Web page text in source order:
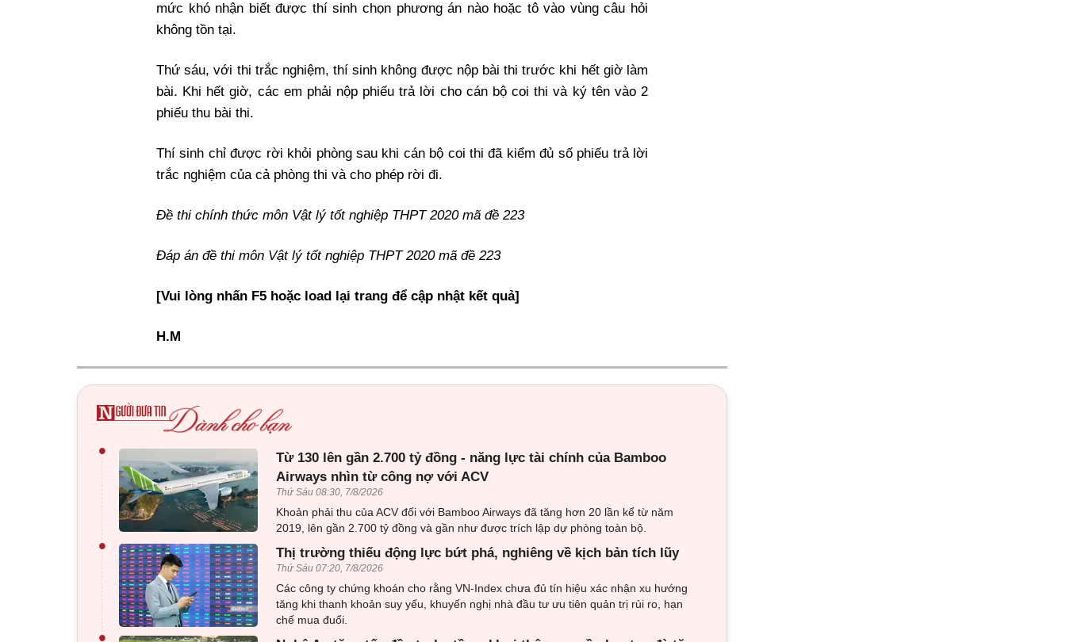
mức khó nhận biết được thí sinh chọn phương án nào hoặc tô vào vùng câu hỏi
không tồn tại.
Thứ sáu, với thi trắc nghiệm, thí sinh không được nộp bài thi trước khi hết giờ làm
bài. Khi hết giờ, các em phải nộp phiếu trả lời cho cán bộ coi thi và ký tên vào 2
phiếu thu bài thi.
Thí sinh chỉ được rời khỏi phòng sau khi cán bộ coi thi đã kiểm đủ số phiếu trả lời
trắc nghiệm của cả phòng thi và cho phép rời đi.
Đề thi chính thức môn Vật lý tốt nghiệp THPT 2020 mã đề 223
Đáp án đề thi môn Vật lý tốt nghiệp THPT 2020 mã đề 223
[Vui lòng nhấn F5 hoặc load lại trang để cập nhật kết quả]
H.M
•
Từ 130 lên gần 2.700 tỷ đồng - năng lực tài chính của Bamboo
Airways nhìn từ công nợ với ACV
Thứ Sáu 08:30, 7/8/2026
Khoản phải thu của ACV đối với Bamboo Airways đã tăng hơn 20 lần kể từ năm
2019, lên gần 2.700 tỷ đồng và gần như được trích lập dự phòng toàn bộ.
• Thị trường thiếu động lực bứt phá, nghiêng về kịch bản tích lũy
Thứ Sáu 07:20, 7/8/2026
Các công ty chứng khoán cho rằng VN-Index chưa đủ tín hiệu xác nhận xu hướng
tăng khi thanh khoản suy yếu, khuyến nghị nhà đầu tư ưu tiên quản trị rủi ro, hạn
chế mua đuổi.